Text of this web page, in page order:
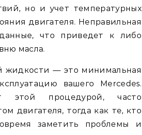
но и учет температурных
двигателя. Неправильная
что приведет к либо
масла.
жидкости — это минимальная
вашего Mercedes.
этой процедурой, часто
двигателя, тогда как те, кто
заметить проблемы и